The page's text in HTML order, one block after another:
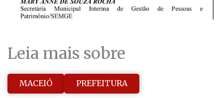
Leia mais sobre
MACEIÓ PREFEITURA